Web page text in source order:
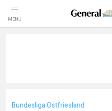
MENÜ
Bundesliga Ostfriesland